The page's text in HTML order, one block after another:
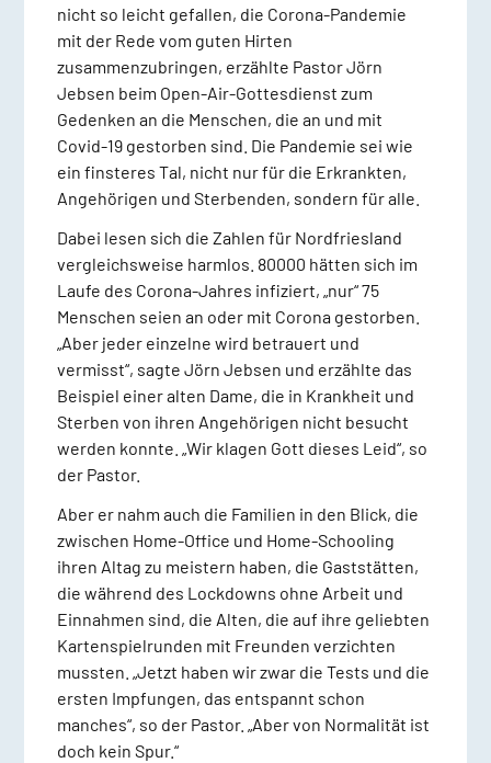
nicht so leicht gefallen, die Corona-Pandemie
mit der Rede vom guten Hirten
zusammenzubringen, erzählte Pastor Jörn
Jebsen beim Open-Air-Gottesdienst zum
Gedenken an die Menschen, die an und mit
Covid-19 gestorben sind. Die Pandemie sei wie
ein finsteres Tal, nicht nur für die Erkrankten,
Angehörigen und Sterbenden, sondern für alle.
Dabei lesen sich die Zahlen für Nordfriesland
vergleichsweise harmlos. 80000 hätten sich im
Laufe des Corona-Jahres infiziert, „nur“ 75
Menschen seien an oder mit Corona gestorben.
„Aber jeder einzelne wird betrauert und
vermisst“, sagte Jörn Jebsen und erzählte das
Beispiel einer alten Dame, die in Krankheit und
Sterben von ihren Angehörigen nicht besucht
werden konnte. „Wir klagen Gott dieses Leid“, so
der Pastor.
Aber er nahm auch die Familien in den Blick, die
zwischen Home-Office und Home-Schooling
ihren Altag zu meistern haben, die Gaststätten,
die während des Lockdowns ohne Arbeit und
Einnahmen sind, die Alten, die auf ihre geliebten
Kartenspielrunden mit Freunden verzichten
mussten. „Jetzt haben wir zwar die Tests und die
ersten Impfungen, das entspannt schon
manches“, so der Pastor. „Aber von Normalität ist
doch kein Spur.“